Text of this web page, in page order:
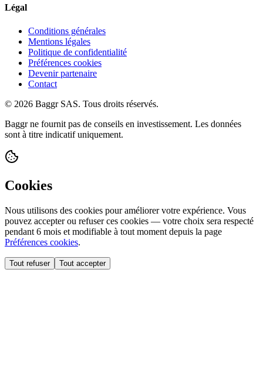
Légal
Conditions générales
Mentions légales
Politique de confidentialité
Préférences cookies
Devenir partenaire
Contact
© 2026 Baggr SAS. Tous droits réservés.
Baggr ne fournit pas de conseils en investissement. Les données
sont à titre indicatif uniquement.
Cookies
Nous utilisons des cookies pour améliorer votre expérience. Vous
pouvez accepter ou refuser ces cookies — votre choix sera respecté
pendant 6 mois et modifiable à tout moment depuis la page
Préférences cookies.
Tout refuser Tout accepter